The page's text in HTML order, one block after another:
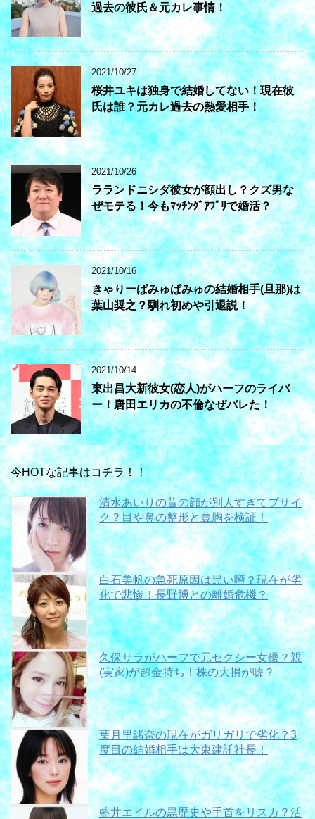
過去の彼氏＆元カレ事情！
2021/10/27
桜井ユキは独身で結婚してない！現在彼
氏は誰？元カレ過去の熱愛相手！
2021/10/26
ラランドニシダ彼女が顔出し？クズ男な
ぜモテる！今もﾏｯﾁﾝｸﾞｱﾌﾟﾘで婚活？
2021/10/16
きゃりーぱみゅぱみゅの結婚相手(旦那)は
葉山奨之？馴れ初めや引退説！
2021/10/14
東出昌大新彼女(恋人)がハーフのライバ
ー！唐田エリカの不倫なぜバレた！
今HOTな記事はコチラ！！
清水あいりの昔の顔が別人すぎてブサイ
ク？目や鼻の整形と豊胸を検証！
白石美帆の急死原因は黒い噂？現在が劣
化で悲惨！長野博との離婚危機？
久保サラがハーフで元セクシー女優？親
(実家)が超金持ち！株の大損が嘘？
葉月里緒奈の現在がガリガリで劣化？3
度目の結婚相手は大東建託社長！
藍井エイルの黒歴史や手首をリスカ？活